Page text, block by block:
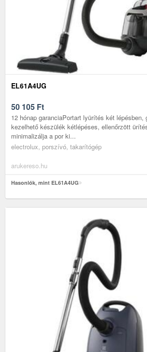
EL61A4UG
50 105 Ft
12 hónap garanciaPortart lyürítés két lépésben,
kezelhető készülék kétlépéses, ellenőrzött
minimalizálja a por ki...
electrolux, porszívó, takarítógép
arukereso.hu
Hasonlók, mint EL61A4UG